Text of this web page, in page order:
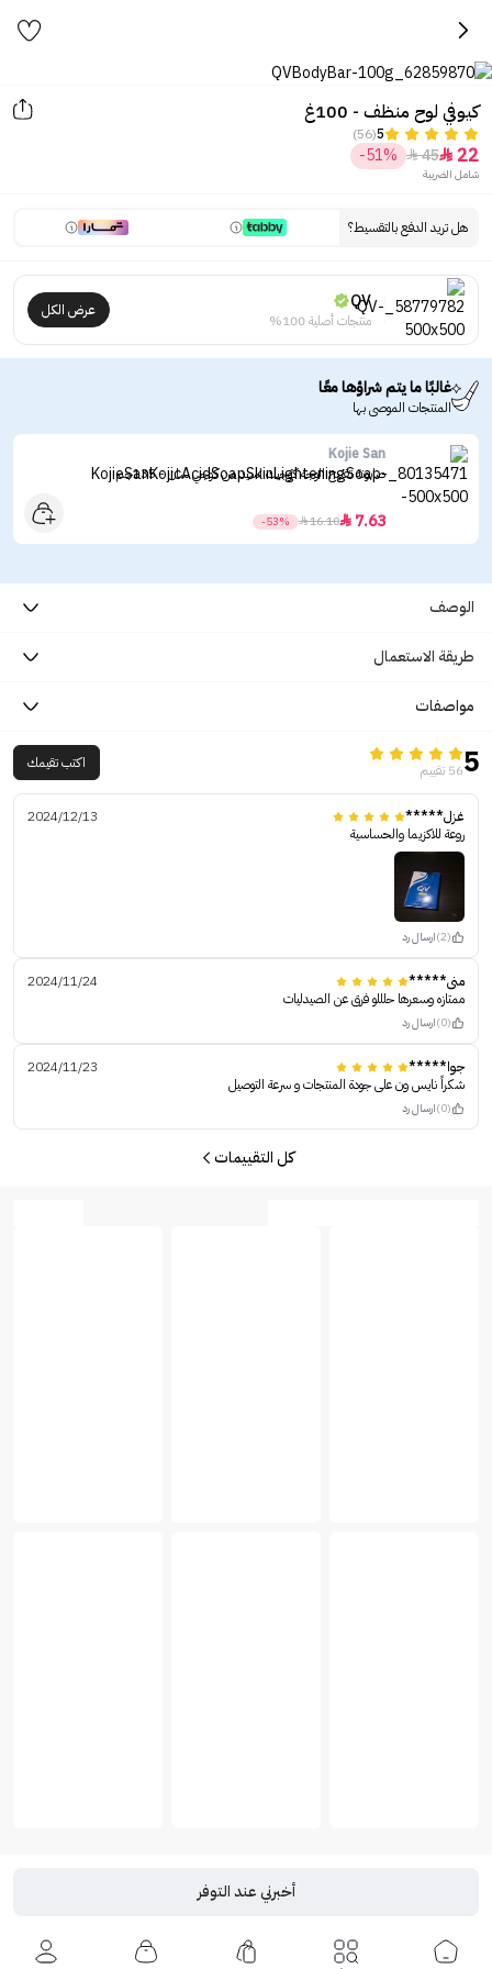
كيوفي لوح منظف - 100غ
5
(56)
22

45

-51%
شامل الضريبة
هل تريد الدفع بالتقسيط؟
QV
منتجات أصلية 100%
عرض الكل
غالبًا ما يتم شراؤها معًا
المنتجات الموصى بها
Kojie San
صابونة تفتيح الوجه كوجيك اسيد من كوجي سان - 135جم
7.63

16.10

-53%
الوصف
طريقة الاستعمال
مواصفات
556 تقييم اكتب تقيمك
غزل*****
2024/12/13
روعة للاكزيما والحساسية
(2) ارسال رد
منى*****
2024/11/24
ممتازه وسعرها حلللو فرق عن الصيدليات
(0) ارسال رد
جوا*****
2024/11/23
شكراً نايس ون على جودة المنتجات و سرعة التوصيل
(0) ارسال رد
كل التقييمات
أخبرني عند التوفر